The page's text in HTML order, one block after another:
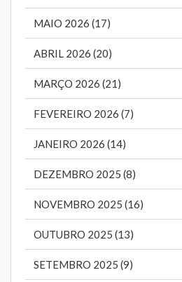
MAIO 2026 (17)
ABRIL 2026 (20)
MARÇO 2026 (21)
FEVEREIRO 2026 (7)
JANEIRO 2026 (14)
DEZEMBRO 2025 (8)
NOVEMBRO 2025 (16)
OUTUBRO 2025 (13)
SETEMBRO 2025 (9)